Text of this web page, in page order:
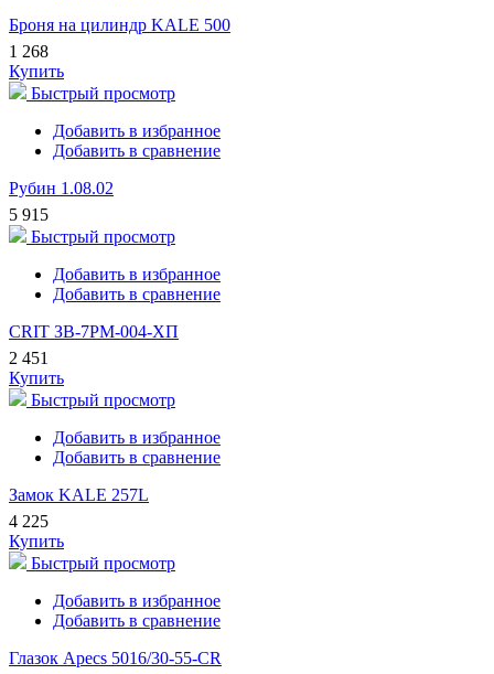
Броня на цилиндр KALE 500
1 268
Купить
Быстрый просмотр
Добавить в избранное
Добавить в сравнение
Рубин 1.08.02
5 915
Быстрый просмотр
Добавить в избранное
Добавить в сравнение
CRIT ЗВ-7РМ-004-ХП
2 451
Купить
Быстрый просмотр
Добавить в избранное
Добавить в сравнение
Замок KALE 257L
4 225
Купить
Быстрый просмотр
Добавить в избранное
Добавить в сравнение
Глазок Apecs 5016/30-55-CR